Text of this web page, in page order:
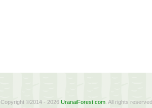
Copyright ©2014 - 2026 UranaiForest.com. All rights reserved.